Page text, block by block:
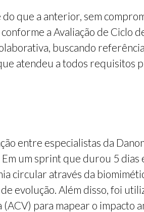
que a anterior, sem
a Avaliação de Ciclo
buscando
atendeu a todos requisitos
entre especialistas da
um sprint que durou 5 dias
circular através da
evolução. Além disso, foi
para mapear o impacto